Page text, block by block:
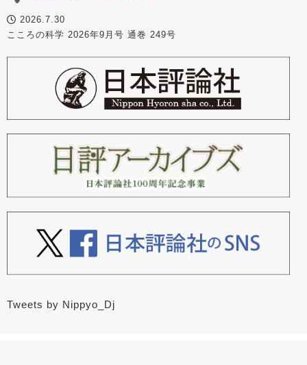
2026.7.30
こころの科学 2026年9月号 通巻 249号
Tweets by Nippyo_Dj